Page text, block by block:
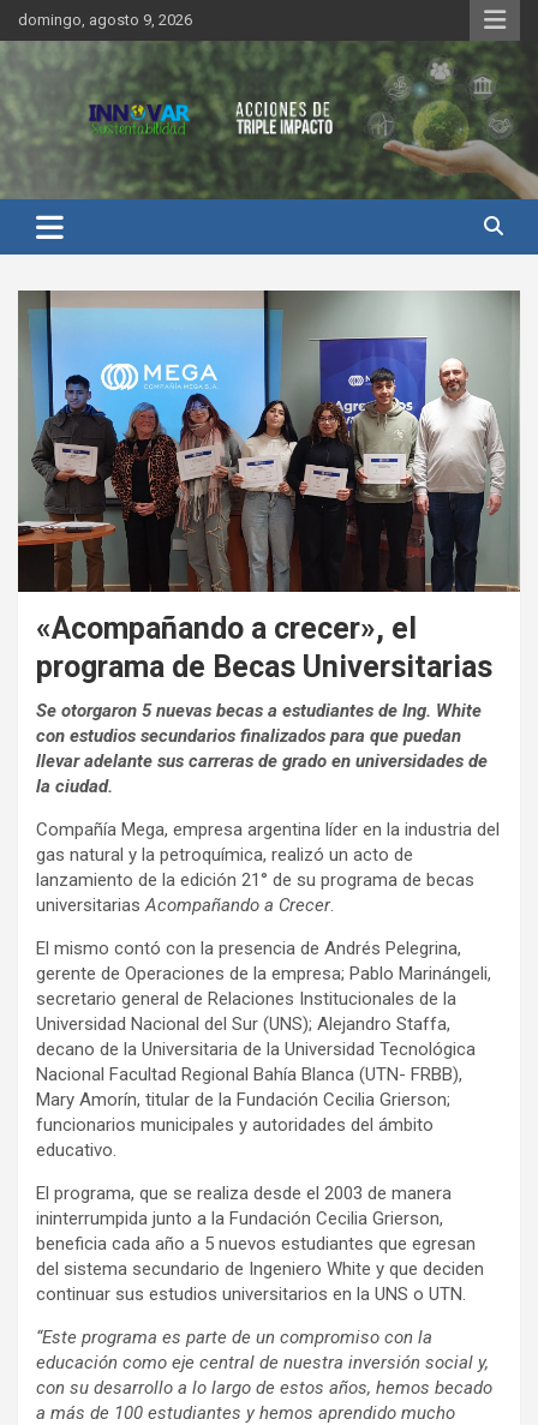
Saltar
al
contenido
domingo, agosto 9, 2026
Innovar Sustentabilidad
«Acompañando a crecer», el
programa de Becas Universitarias
Se otorgaron 5 nuevas becas a estudiantes de Ing. White
con estudios secundarios finalizados para que puedan
llevar adelante sus carreras de grado en universidades de
la ciudad.
Compañía Mega, empresa argentina líder en la industria del
gas natural y la petroquímica, realizó un acto de
lanzamiento de la edición 21° de su programa de becas
universitariasAcompañando a Crecer.
El mismo contó con la presencia de Andrés Pelegrina,
gerente de Operaciones de la empresa; Pablo Marinángeli,
secretario general de Relaciones Institucionales de la
Universidad Nacional del Sur (UNS); Alejandro Staffa,
decano de la Universitaria de la Universidad Tecnológica
Nacional Facultad Regional Bahía Blanca (UTN- FRBB),
Mary Amorín, titular de la Fundación Cecilia Grierson;
funcionarios municipales y autoridades del ámbito
educativo.
El programa, que se realiza desde el 2003 de manera
ininterrumpida junto a la Fundación Cecilia Grierson,
beneficia cada año a 5 nuevos estudiantes que egresan
del sistema secundario de Ingeniero White y que deciden
continuar sus estudios universitarios en la UNS o UTN.
“Este programa es parte de un compromiso con la
educación como eje central de nuestra inversión social y,
con su desarrollo a lo largo de estos años, hemos becado
a más de 100 estudiantes y hemos aprendido mucho